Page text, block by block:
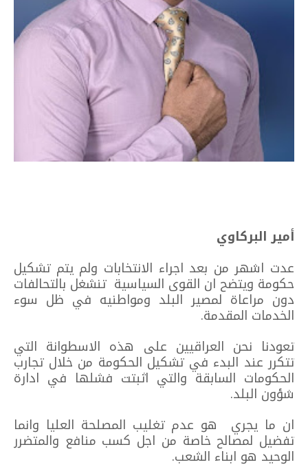
أمير البركاوي
عدت اشهر من بعد اجراء الانتخابات ولم يتم تشكيل
حكومة ويتضح ان القوى السياسية تنشغل بالتحالفات
دون مراعاة لمصير البلد ومواطنيه في ظل سوء
الخدمات المقدمة.
تعودنا نحن العراقيين على هذه الاسطوانة التي
تتكرر عند البدء في تشكيل الحكومة من خلال تجارب
الحكومات السابقة والتي اثبتت فشلها في ادارة
شؤون البلد.
ان ما يجري هو عدم تغليب المصلحة العليا وانما
تفضيل لمصالح خاصة من اجل كسب منافع والمتضرر
الوحيد هو ابناء الشعب.